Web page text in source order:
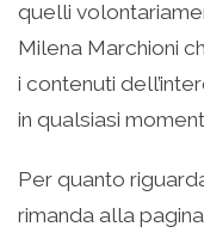
quelli
Milena Marchioni
i contenuti
in qualsiasi
Per quanto
rimanda alla